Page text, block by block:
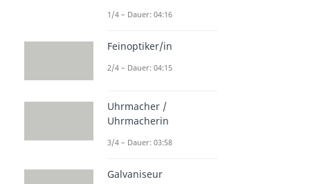
1/4 – Dauer: 04:16
Feinoptiker/in
2/4 – Dauer: 04:15
Uhrmacher /
Uhrmacherin
3/4 – Dauer: 03:58
Galvaniseur